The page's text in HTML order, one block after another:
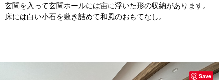
玄関を入って玄関ホールには宙に浮いた形の収納があります。
床には白い小石を敷き詰めて和風のおもてなし。
Save